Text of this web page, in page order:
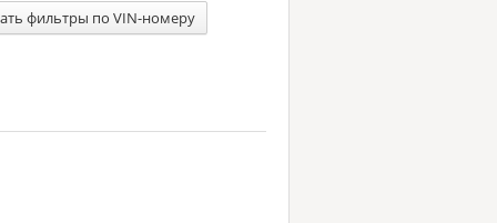
фильтры по VIN-номеру